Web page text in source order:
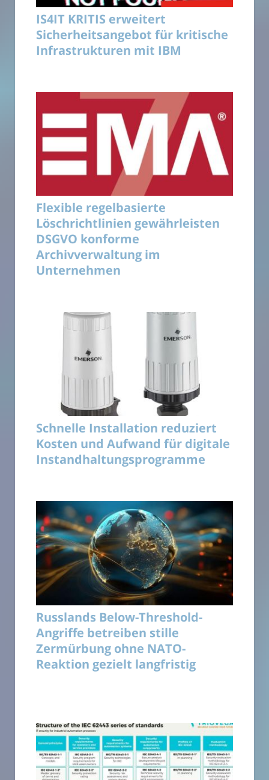
IS4IT KRITIS erweitert
Sicherheitsangebot für kritische
Infrastrukturen mit IBM
Flexible regelbasierte
Löschrichtlinien gewährleisten
DSGVO konforme
Archivverwaltung im
Unternehmen
Schnelle Installation reduziert
Kosten und Aufwand für digitale
Instandhaltungsprogramme
Russlands Below-Threshold-
Angriffe betreiben stille
Zermürbung ohne NATO-
Reaktion gezielt langfristig